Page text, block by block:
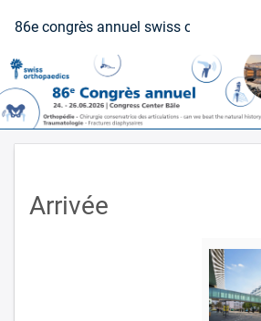
Vers la page d'accueil
86e congrès annuel swiss orthopaedics
Arrivée